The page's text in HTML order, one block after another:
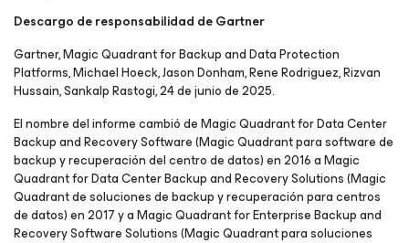
Descargo de responsabilidad de Gartner
Gartner, Magic Quadrant for Backup and Data Protection
Platforms, Michael Hoeck, Jason Donham, Rene Rodriguez, Rizvan
Hussain, Sankalp Rastogi, 24 de junio de 2025.
El nombre del informe cambió de Magic Quadrant for Data Center
Backup and Recovery Software (Magic Quadrant para software de
backup y recuperación del centro de datos) en 2016 a Magic
Quadrant for Data Center Backup and Recovery Solutions (Magic
Quadrant de soluciones de backup y recuperación para centros
de datos) en 2017 y a Magic Quadrant for Enterprise Backup and
Recovery Software Solutions (Magic Quadrant para soluciones